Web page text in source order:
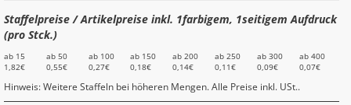
Staffelpreise / Artikelpreise inkl. 1farbigem, 1seitigem Aufdruck
(pro Stck.)
ab 15
1,82€
ab 50
0,55€
ab 100
0,27€
ab 150
0,18€
ab 200
0,14€
ab 250
0,11€
ab 300
0,09€
ab 400
0,07€
Hinweis: Weitere Staffeln bei höheren Mengen. Alle Preise inkl. USt..